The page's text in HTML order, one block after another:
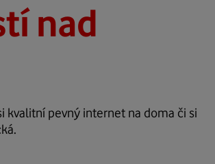
nad
kvalitní pevný internet na doma či si